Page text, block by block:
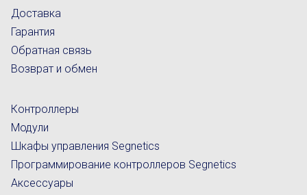
Доставка
Гарантия
Обратная связь
Возврат и обмен
Контроллеры
Модули
Шкафы управления Segnetics
Программирование контроллеров Segnetics
Аксессуары